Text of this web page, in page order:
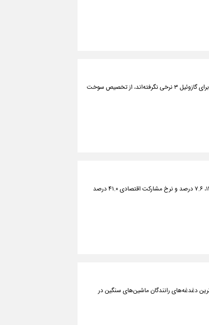
رئیس سازمان راهداری با بیان اینکه مسئولان ارشد دولتی هنوز تصمیمی برای گازوئیل ۳ نرخی نگرفته‌اند، از تخصیص سوخت
مرکز آمار ایران اعلام‌کرد: نرخ بیکاری جمعیت ۱۵ ساله و بیشتر در سال ۱۴۰۳، ۷.۶ درصد و نرخ مشارکت اقتصادی ۴۱.۰ درصد
دغدغه‌های رانندگان ماشین‌های سنگین در